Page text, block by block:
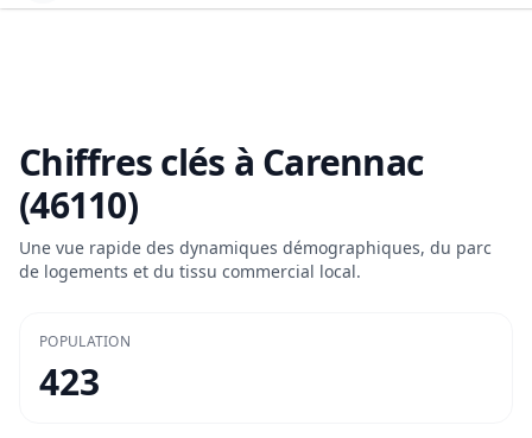
Chiffres clés à Carennac
(46110)
Une vue rapide des dynamiques démographiques, du parc
de logements et du tissu commercial local.
POPULATION
423